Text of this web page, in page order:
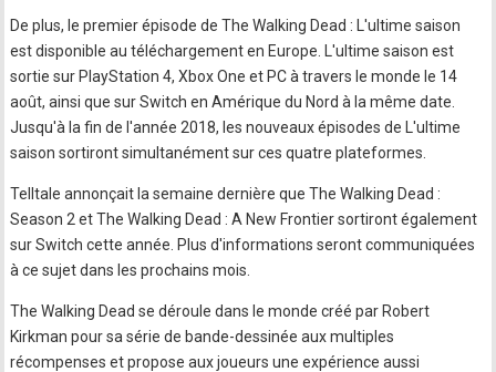
De plus, le premier épisode de The Walking Dead : L'ultime saison
est disponible au téléchargement en Europe. L'ultime saison est
sortie sur PlayStation 4, Xbox One et PC à travers le monde le 14
août, ainsi que sur Switch en Amérique du Nord à la même date.
Jusqu'à la fin de l'année 2018, les nouveaux épisodes de L'ultime
saison sortiront simultanément sur ces quatre plateformes.
Telltale annonçait la semaine dernière que The Walking Dead :
Season 2 et The Walking Dead : A New Frontier sortiront également
sur Switch cette année. Plus d'informations seront communiquées
à ce sujet dans les prochains mois.
The Walking Dead se déroule dans le monde créé par Robert
Kirkman pour sa série de bande-dessinée aux multiples
récompenses et propose aux joueurs une expérience aussi